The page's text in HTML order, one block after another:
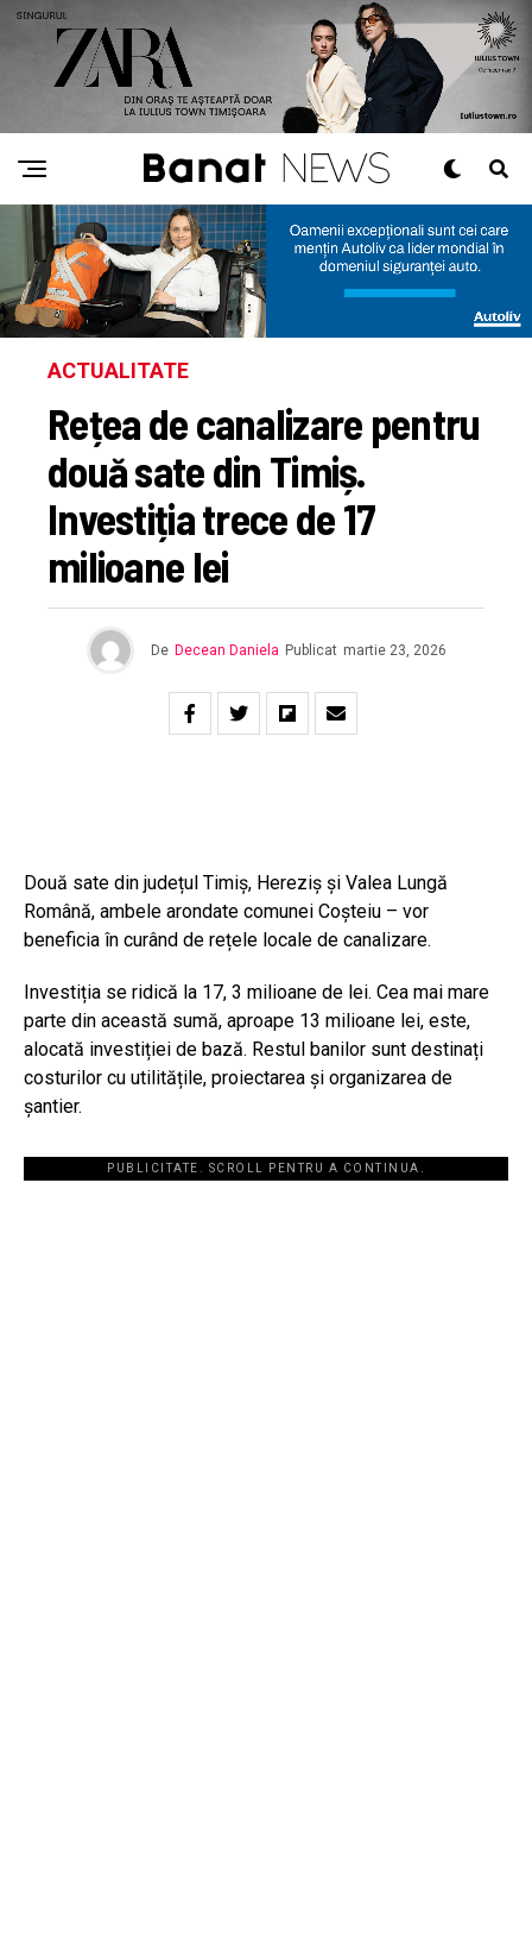
ACTUALITATE
Rețea de canalizare pentru
două sate din Timiș.
Investiția trece de 17
milioane lei
De Decean Daniela Publicat martie 23, 2026
Două sate din județul Timiș, Hereziș și Valea Lungă
Română, ambele arondate comunei Coșteiu – vor
beneficia în curând de rețele locale de canalizare.
Investiția se ridică la 17, 3 milioane de lei. Cea mai mare
parte din această sumă, aproape 13 milioane lei, este,
alocată investiției de bază. Restul banilor sunt destinați
costurilor cu utilitățile, proiectarea și organizarea de
șantier.
PUBLICITATE. SCROLL PENTRU A CONTINUA.